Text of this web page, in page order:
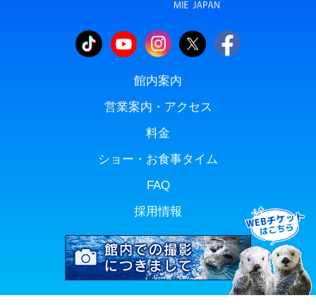
館内案内
営業案内・アクセス
料金
ショー・お食事タイム
FAQ
採用情報